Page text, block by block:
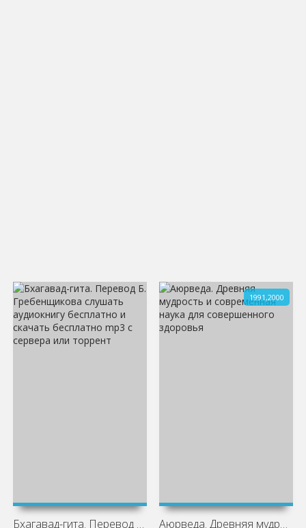
Бхагавад-гита. Перевод Б. Гребенщикова
1991,2000
Аюрведа. Древняя мудрость и современная